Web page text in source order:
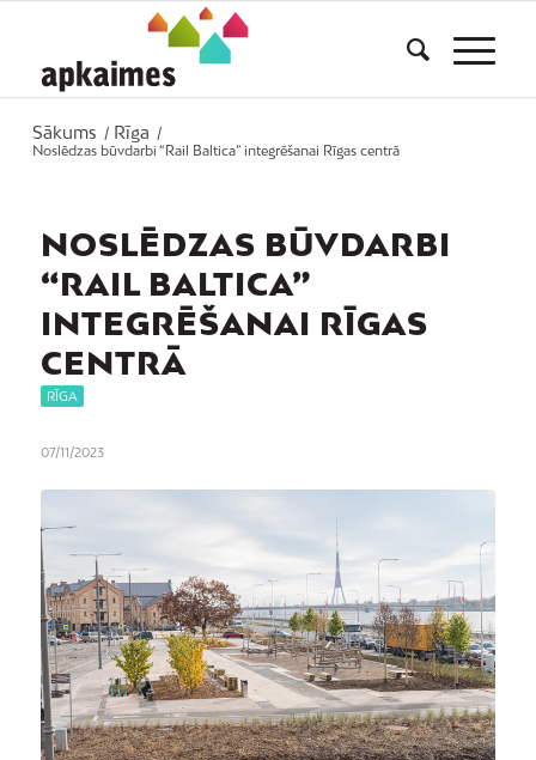
Sākums / Rīga
/
Noslēdzas būvdarbi “Rail Baltica” integrēšanai Rīgas centrā
NOSLĒDZAS BŪVDARBI
“RAIL BALTICA”
INTEGRĒŠANAI RĪGAS
CENTRĀ
RĪGA
07/11/2023